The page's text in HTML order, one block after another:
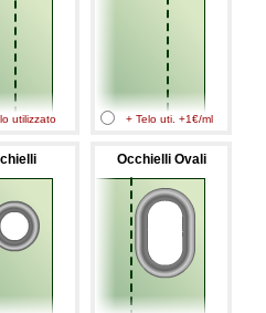
utilizzato + Telo uti. +1€/ml
Occhielli Ovali